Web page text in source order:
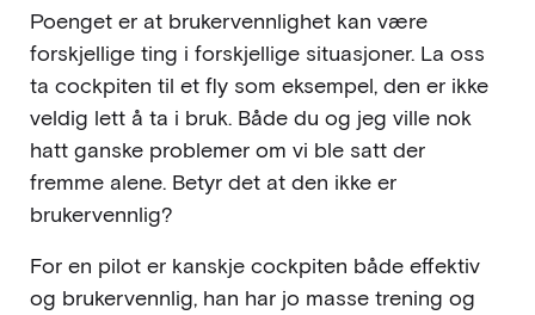
Poenget er at brukervennlighet kan være
forskjellige ting i forskjellige situasjoner. La oss
ta cockpiten til et fly som eksempel, den er ikke
veldig lett å ta i bruk. Både du og jeg ville nok
hatt ganske problemer om vi ble satt der
fremme alene. Betyr det at den ikke er
brukervennlig?
For en pilot er kanskje cockpiten både effektiv
og brukervennlig, han har jo masse trening og